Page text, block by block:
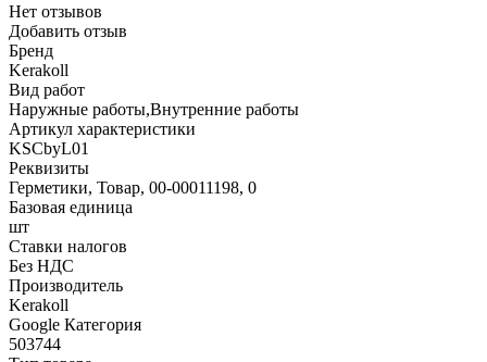
Нет отзывов
Добавить отзыв
Бренд
Kerakoll
Вид работ
Наружные работы,Внутренние работы
Артикул характеристики
KSCbyL01
Реквизиты
Герметики, Товар, 00-00011198, 0
Базовая единица
шт
Ставки налогов
Без НДС
Производитель
Kerakoll
Google Категория
503744